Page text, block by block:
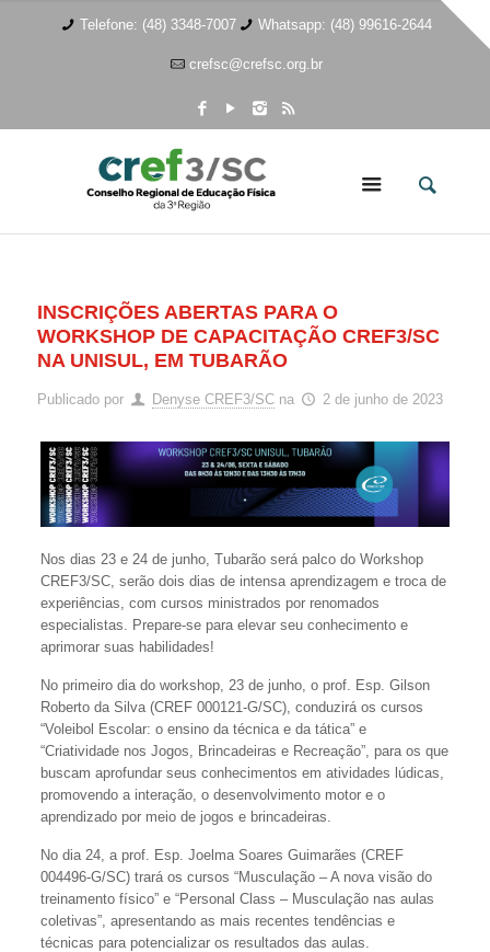
Telefone: (48) 3348-7007 Whatsapp: (48) 99616-2644
crefsc@crefsc.org.br
INSCRIÇÕES ABERTAS PARA O
WORKSHOP DE CAPACITAÇÃO CREF3/SC
NA UNISUL, EM TUBARÃO
Publicado por Denyse CREF3/SC na 2 de junho de 2023
Nos dias 23 e 24 de junho, Tubarão será palco do Workshop
CREF3/SC, serão dois dias de intensa aprendizagem e troca de
experiências, com cursos ministrados por renomados
especialistas. Prepare-se para elevar seu conhecimento e
aprimorar suas habilidades!
No primeiro dia do workshop, 23 de junho, o prof. Esp. Gilson
Roberto da Silva (CREF 000121-G/SC), conduzirá os cursos
“Voleibol Escolar: o ensino da técnica e da tática” e
“Criatividade nos Jogos, Brincadeiras e Recreação”, para os que
buscam aprofundar seus conhecimentos em atividades lúdicas,
promovendo a interação, o desenvolvimento motor e o
aprendizado por meio de jogos e brincadeiras.
No dia 24, a prof. Esp. Joelma Soares Guimarães (CREF
004496-G/SC) trará os cursos “Musculação – A nova visão do
treinamento físico” e “Personal Class – Musculação nas aulas
coletivas”, apresentando as mais recentes tendências e
técnicas para potencializar os resultados das aulas.